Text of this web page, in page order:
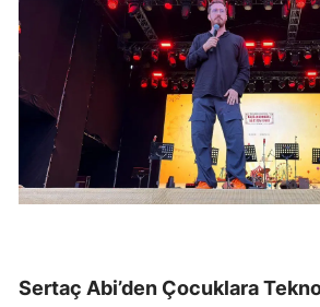
Sertaç Abi’den Çocuklara